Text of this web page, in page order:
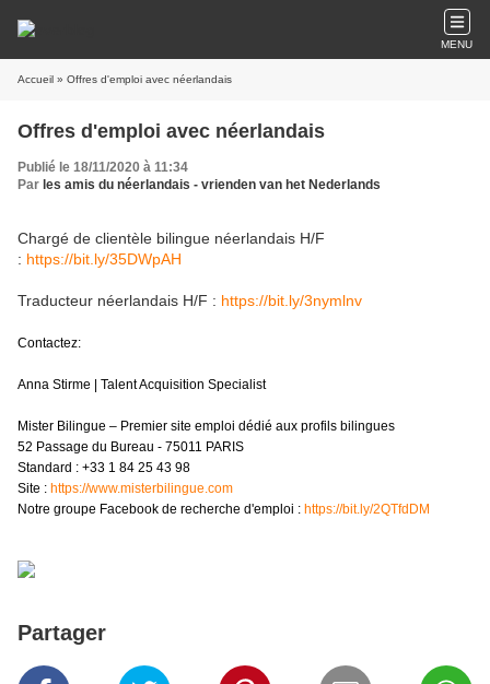
MENU
Accueil » Offres d'emploi avec néerlandais
Offres d'emploi avec néerlandais
Publié le 18/11/2020 à 11:34
Par les amis du néerlandais - vrienden van het Nederlands
Chargé de clientèle bilingue néerlandais H/F
: https://bit.ly/35DWpAH
Traducteur néerlandais H/F : https://bit.ly/3nymlnv
Contactez:
Anna Stirme | Talent Acquisition Specialist
Mister Bilingue – Premier site emploi dédié aux profils bilingues
52 Passage du Bureau - 75011 PARIS
Standard : +33 1 84 25 43 98
Site : https://www.misterbilingue.com
Notre groupe Facebook de recherche d'emploi : https://bit.ly/2QTfdDM
Partager